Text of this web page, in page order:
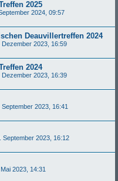
2025
2024, 09:57
Deauvillertreffen 2024
Dezember 2023, 16:59
2024
Dezember 2023, 16:39
September 2023, 16:41
September 2023, 16:12
2023, 14:31